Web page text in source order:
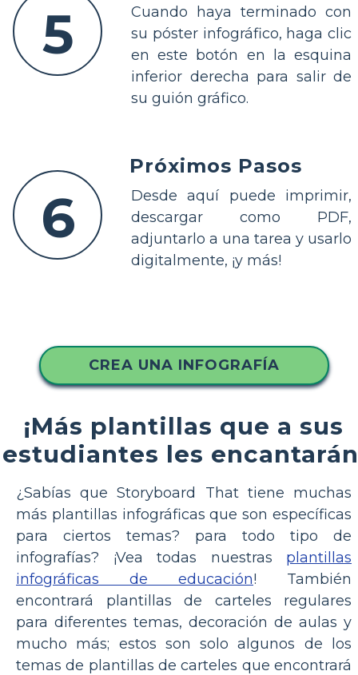
5
Cuando haya terminado con
su póster infográfico, haga clic
en este botón en la esquina
inferior derecha para salir de
su guión gráfico.
6
Próximos Pasos
Desde aquí puede imprimir,
descargar como PDF,
adjuntarlo a una tarea y usarlo
digitalmente, ¡y más!
CREA UNA INFOGRAFÍA
¡Más plantillas que a sus
estudiantes les
¿Sabías que Storyboard That tiene muchas
más plantillas infográficas que son específicas
para ciertos temas? para todo tipo de
infografías? ¡Vea todas nuestras plantillas
infográficas de educación! También
encontrará plantillas de carteles regulares
para diferentes temas, decoración de aulas y
mucho más; estos son solo algunos de los
temas de plantillas de carteles que encontrará